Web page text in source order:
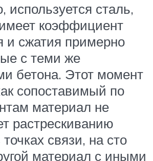
используется сталь,
коэффициент
и сжатия примерно
с теми же
бетона. Этот момент
сопоставимый по
материал не
растрескиванию
связи, на сто
материал с иными